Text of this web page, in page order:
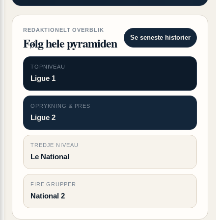
REDAKTIONELT OVERBLIK
Følg hele pyramiden Se seneste historier
TOPNIVEAU
Ligue 1
OPRYKNING & PRES
Ligue 2
TREDJE NIVEAU
Le National
FIRE GRUPPER
National 2